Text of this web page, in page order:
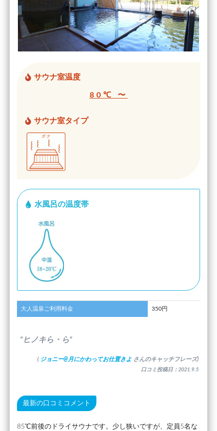
サウナ室温度
80℃ 〜
サウナ室タイプ
水風呂の温度帯
大人温泉ご利用料金 350円
”ヒノキら・ら”
( ジョニー@月にかわってお仕置きよ さんのキャッチフレーズ)
口コミ投稿日：2021.9.5
最新の口コミコメント
85℃前後のドライサウナです。少し狭いですが、定員5名な